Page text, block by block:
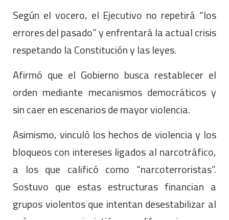
Según el vocero, el Ejecutivo no repetirá “los
errores del pasado” y enfrentará la actual crisis
respetando la Constitución y las leyes.
Afirmó que el Gobierno busca restablecer el
orden mediante mecanismos democráticos y
sin caer en escenarios de mayor violencia.
Asimismo, vinculó los hechos de violencia y los
bloqueos con intereses ligados al narcotráfico,
a los que calificó como “narcoterroristas”.
Sostuvo que estas estructuras financian a
grupos violentos que intentan desestabilizar al